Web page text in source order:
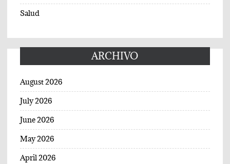
Salud
ARCHIVO
August 2026
July 2026
June 2026
May 2026
April 2026